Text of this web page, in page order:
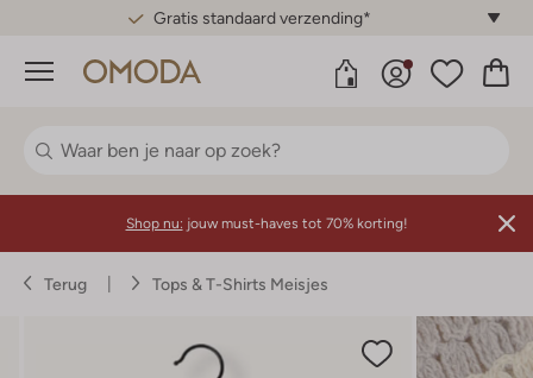
Gratis standaard verzending*
Menu
Shop nu: jouw must-haves tot 70% korting!
Terug Tops & T-Shirts Meisjes